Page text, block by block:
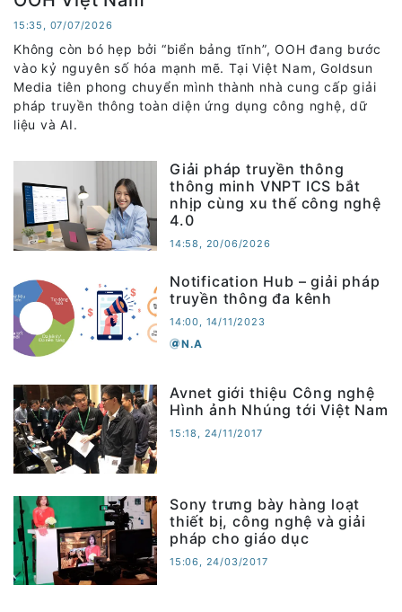
15:35, 07/07/2026
Không còn bó hẹp bởi “biển bảng tĩnh”, OOH đang bước
vào kỷ nguyên số hóa mạnh mẽ. Tại Việt Nam, Goldsun
Media tiên phong chuyển mình thành nhà cung cấp giải
pháp truyền thông toàn diện ứng dụng công nghệ, dữ
liệu và AI.
Giải pháp truyền thông
thông minh VNPT ICS bắt
nhịp cùng xu thế công nghệ
4.0
14:58, 20/06/2026
Notification Hub – giải pháp
truyền thông đa kênh
14:00, 14/11/2023
N.A
Avnet giới thiệu Công nghệ
Hình ảnh Nhúng tới Việt Nam
15:18, 24/11/2017
Sony trưng bày hàng loạt
thiết bị, công nghệ và giải
pháp cho giáo dục
15:06, 24/03/2017